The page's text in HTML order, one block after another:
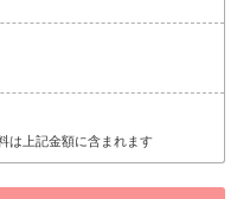
は上記金額に含まれます